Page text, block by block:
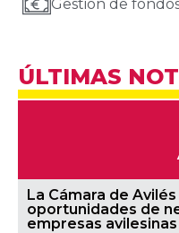
Gestión de
ÚLTIMAS
La Cámara de
oportunidades de
empresas avilesinas